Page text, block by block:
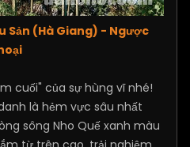
Sản (Hà Giang) - Ngược
cuối" của sự hùng vĩ nhé!
là hẻm vực sâu nhất
sông Nho Quế xanh màu